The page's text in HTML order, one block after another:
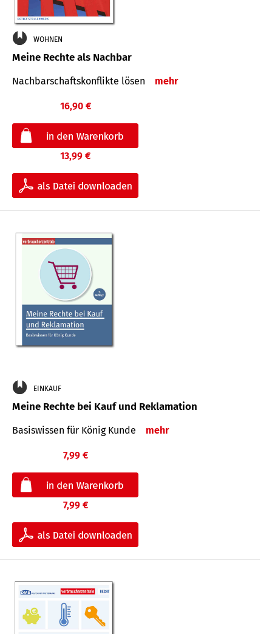
WOHNEN
Meine Rechte als Nachbar
Nach­bar­schafts­konflikte lösen mehr
16,90 €
13,99 €
EINKAUF
Meine Rechte bei Kauf und Reklamation
Basiswissen für König Kunde mehr
7,99 €
7,99 €